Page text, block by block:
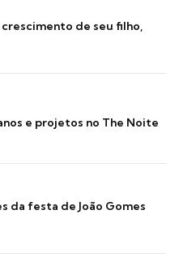
de seu filho,
e projetos no The Noite
da festa de João Gomes